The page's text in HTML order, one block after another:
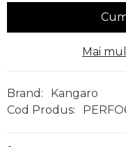
Mai
Brand:
Kangaro
Cod Produs: